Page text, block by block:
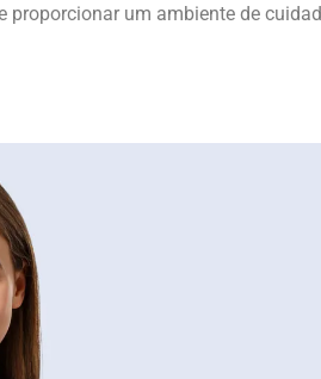
proporcionar um ambiente de